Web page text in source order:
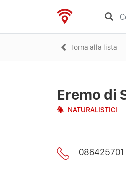
Torna alla lista
Eremo di
NATURALISTICI
086425701